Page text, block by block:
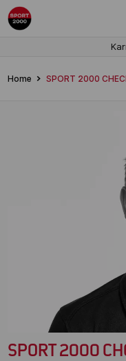
Home SPORT 2000
SPORT 2000